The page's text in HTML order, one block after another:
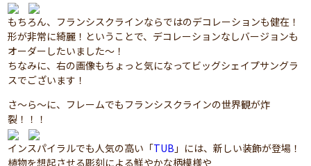
もちろん、フランシスクラインならではのデコレーションも健在！
形が非常に綺麗！ということで、デコレーションなしバージョンも
オーダーしたいました～！
ちなみに、右の画像もちょっと気になってビッグシェイプサングラ
スでございます！
さ～ら～に、フレームでもフランシスクラインの世界観が炸
裂！！！
インスパイラルでも人気の高い「TUB 」には、新しい装飾が登場！
植物を想起させる彫刻による鮮やかな柄模様や